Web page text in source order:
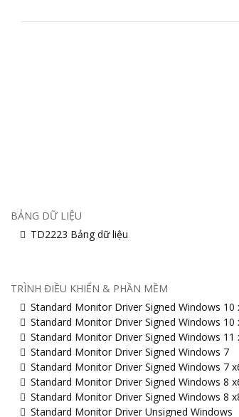
BẢNG DỮ LIỆU
TD2223 Bảng dữ liệu
TRÌNH ĐIỀU KHIỂN & PHẦN MỀM
Standard Monitor Driver Signed Windows 10
Standard Monitor Driver Signed Windows 10
Standard Monitor Driver Signed Windows 11
Standard Monitor Driver Signed Windows 7
Standard Monitor Driver Signed Windows 7
Standard Monitor Driver Signed Windows 8
Standard Monitor Driver Signed Windows 8
Standard Monitor Driver Unsigned Windows